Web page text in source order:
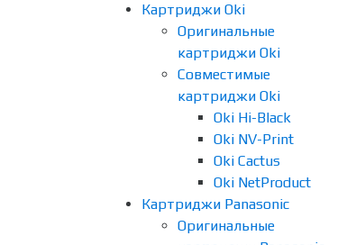
Картриджи Oki
Оригинальные
картриджи Oki
Совместимые
картриджи Oki
Oki Hi-Black
Oki NV-Print
Oki Cactus
Oki NetProduct
Картриджи Panasonic
Оригинальные